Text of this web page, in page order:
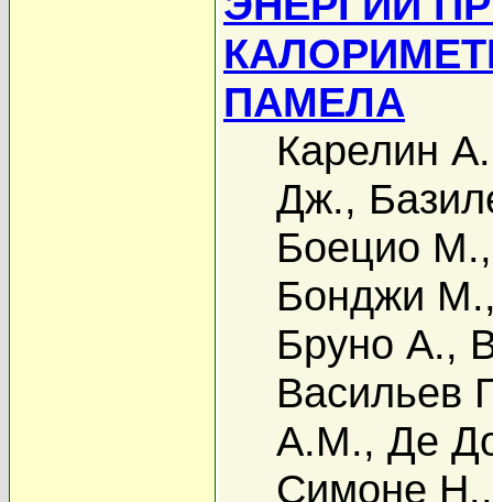
ПАМЕЛА
Карелин
Дж.,
Боецио М.
Бонджи М.
Бруно А.,
Васильев
А.М., Де
Симоне Н.